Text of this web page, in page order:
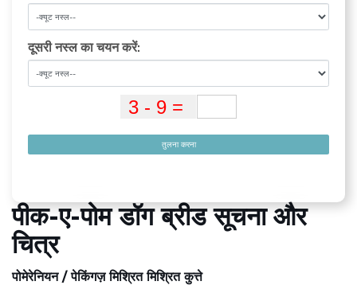
दूसरी नस्ल का चयन करें:
तुलना करना
पीक-ए-पोम डॉग ब्रीड सूचना और
चित्र
पोमेरेनियन / पेकिंगज़ मिश्रित मिश्रित कुत्ते